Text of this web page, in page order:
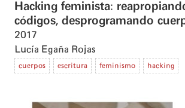
Hacking feminista:
códigos, desprogramando
2017
Lucía Egaña Rojas
cuerpos escritura feminismo hacking